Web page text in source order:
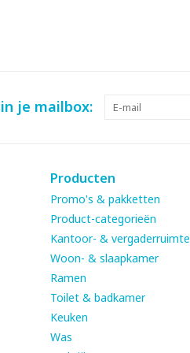
je mailbox:
Producten
Promo's & pakketten
Product-categorieën
Kantoor- & vergaderruimte
Woon- & slaapkamer
Ramen
Toilet & badkamer
Keuken
Was